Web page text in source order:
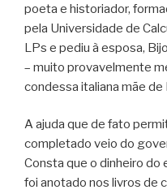
poeta e historiador,
pela Universidade de
LPs e pediu à esposa,
– muito provavelmente
condessa italiana mãe de
A ajuda que de fato
completado veio do
Consta que o dinheiro
foi anotado nos livros de